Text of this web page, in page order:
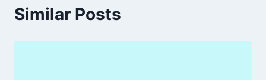
Similar Posts